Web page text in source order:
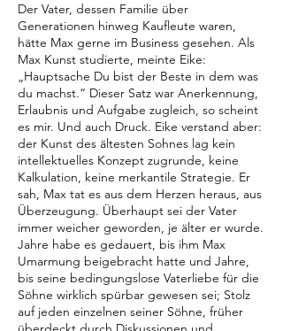
Der Vater, dessen Familie über
Generationen hinweg Kaufleute waren,
hätte Max gerne im Business gesehen. Als
Max Kunst studierte, meinte Eike:
„Hauptsache Du bist der Beste in dem was
du machst.“ Dieser Satz war Anerkennung,
Erlaubnis und Aufgabe zugleich, so scheint
es mir. Und auch Druck. Eike verstand aber:
der Kunst des ältesten Sohnes lag kein
intellektuelles Konzept zugrunde, keine
Kalkulation, keine merkantile Strategie. Er
sah, Max tat es aus dem Herzen heraus, aus
Überzeugung. Überhaupt sei der Vater
immer weicher geworden, je älter er wurde.
Jahre habe es gedauert, bis ihm Max
Umarmung beigebracht hatte und Jahre,
bis seine bedingungslose Vaterliebe für die
Söhne wirklich spürbar gewesen sei; Stolz
auf jeden einzelnen seiner Söhne, früher